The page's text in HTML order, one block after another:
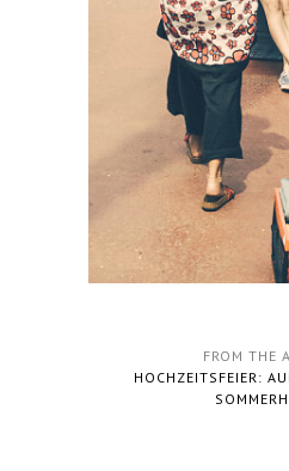
FROM THE
HOCHZEITSFEIER: